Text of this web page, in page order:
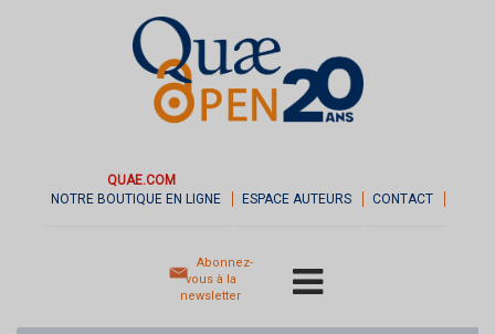
QUAE.COM
NOTRE BOUTIQUE EN LIGNE
ESPACE AUTEURS CONTACT
Abonnez-
vous à la
newsletter